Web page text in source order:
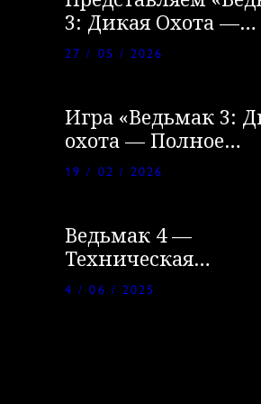
3: Дикая Охота —
Баллады прошлого»
27 / 05 / 2026
Игра «Ведьмак 3:
охота — Полное
издание» снова
19 / 02 / 2026
Ведьмак 4 —
Техническая
демонстрация
4 / 06 / 2025